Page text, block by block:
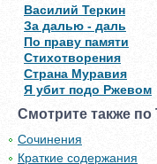
Василий Теркин
За далью - даль
По праву памяти
Стихотворения
Страна Муравия
Я убит подо Ржевом
Смотрите также по
Сочинения
Краткие содержания